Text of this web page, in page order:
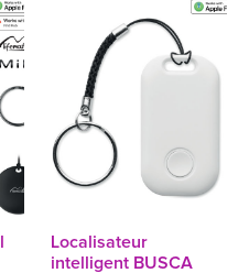
Localisateur
intelligent BUSCA